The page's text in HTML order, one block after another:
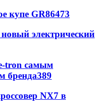
купе GR86473
электрический
tron самым
бренда389
NX7 в